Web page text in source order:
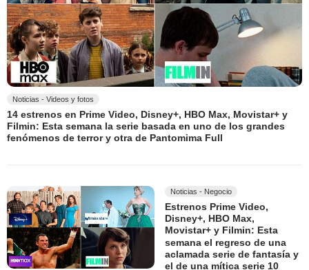
Noticias - Videos y fotos
14 estrenos en Prime Video, Disney+, HBO Max, Movistar+ y
Filmin: Esta semana la serie basada en uno de los grandes
fenómenos de terror y otra de Pantomima Full
Noticias - Negocio
Estrenos Prime Video,
Disney+, HBO Max,
Movistar+ y Filmin: Esta
semana el regreso de una
aclamada serie de fantasía y
el de una mítica serie 10